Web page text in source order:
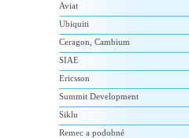
Aviat
Ubiquiti
Ceragon, Cambium
SIAE
Ericsson
Summit Development
Siklu
Remec a podobné